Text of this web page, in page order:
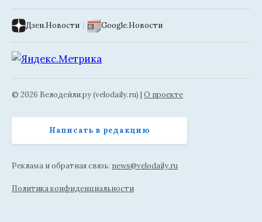
Дзен.Новости | Google.Новости
© 2026 Велодейли.ру (velodaily.ru) | О проекте
Написать в редакцию
Реклама и обратная связь: news@velodaily.ru
Политика конфиденциальности